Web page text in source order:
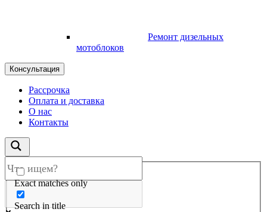
Ремонт дизельных
мотоблоков
Консультация
Рассрочка
Оплата и доставка
О нас
Контакты
Exact matches only
Search in title